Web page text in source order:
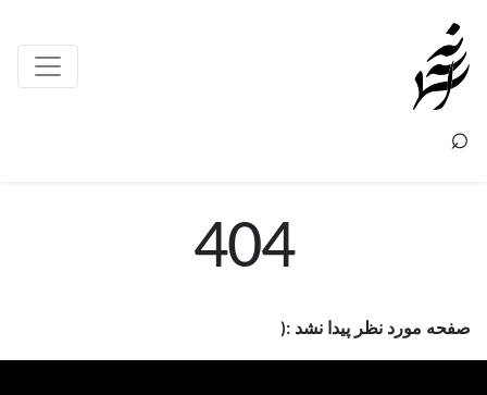
×
⌕
404
صفحه مورد نظر پیدا نشد :(